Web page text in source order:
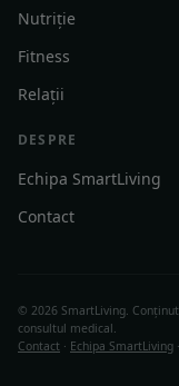
Nutriție
Fitness
Relații
DESPRE
Echipa SmartLiving
Contact
© 2026 SmartLiving.
consultul medical.
Contact · Echipa SmartLiving ·